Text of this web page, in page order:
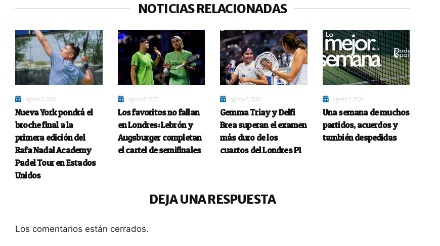
NOTICIAS RELACIONADAS
agosto 8, 2026
Nueva York pondrá el
broche final a la
primera edición del
Rafa Nadal Academy
Padel Tour en Estados
Unidos
agosto 8, 2026
Los favoritos no fallan
en Londres: Lebrón y
Augsburger completan
el cartel de semifinales
agosto 7, 2026
Gemma Triay y Delfi
Brea superan el examen
más duro de los
cuartos del Londres P1
agosto 7, 2026
Una semana de muchos
partidos, acuerdos y
también despedidas
DEJA UNA RESPUESTA
Los comentarios están cerrados.